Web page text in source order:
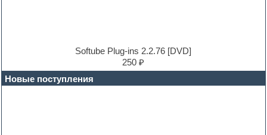
Electric guitar
Electric piano
Softube Plug-ins 2.2.76 [DVD]
250 ₽
Новые поступления